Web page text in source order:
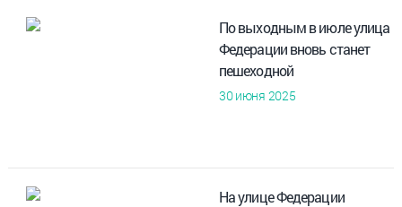
По выходным в июле улица
Федерации вновь станет
пешеходной
30 июня 2025
На улице Федерации